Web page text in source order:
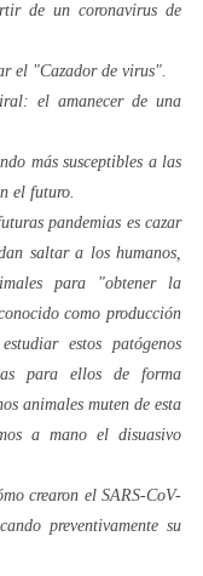
de un coronavirus de
el "Cazador de virus".
el amanecer de una
más susceptibles a las
el futuro.
pandemias es cazar
saltar a los humanos,
para "obtener la
como producción
estos patógenos
para ellos de forma
animales muten de esta
a mano el disuasivo
crearon el SARS-CoV-
preventivamente su